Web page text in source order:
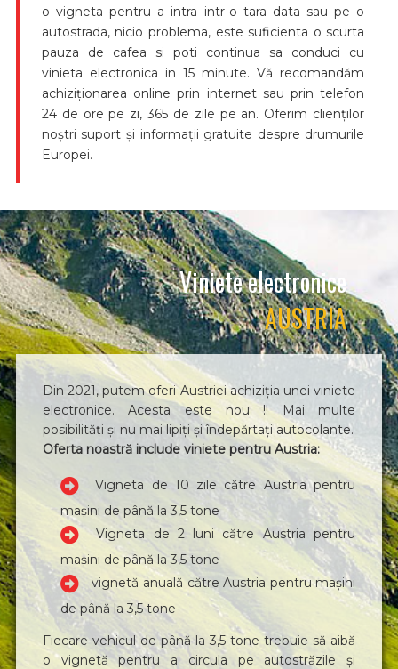
o vigneta pentru a intra intr-o tara data sau pe o
autostrada, nicio problema, este suficienta o scurta
pauza de cafea si poti continua sa conduci cu
vinieta electronica in 15 minute. Vă recomandăm
achiziționarea online prin internet sau prin telefon
24 de ore pe zi, 365 de zile pe an. Oferim clienților
noștri suport și informații gratuite despre drumurile
Europei.
Viniete electronice
AUSTRIA
Din 2021, putem oferi Austriei achiziția unei viniete
electronice. Acesta este nou !! Mai multe
posibilități și nu mai lipiți și îndepărtați autocolante.
Oferta noastră include viniete pentru Austria:
Vigneta de 10 zile către Austria pentru
mașini de până la 3,5 tone
Vigneta de 2 luni către Austria pentru
mașini de până la 3,5 tone
vignetă anuală către Austria pentru mașini
de până la 3,5 tone
Fiecare vehicul de până la 3,5 tone trebuie să aibă
o vignetă pentru a circula pe autostrăzile și